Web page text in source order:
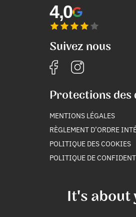
It's about
4,0
Suivez nous
Protections des
MENTIONS LÉGALES
RÈGLEMENT D’ORDRE
POLITIQUE DES COOKIES
POLITIQUE DE